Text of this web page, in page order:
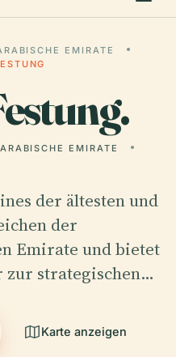
EMIRATE
EMIRATE
der ältesten und
der
Emirate und bietet
zur strategischen…
Karte anzeigen